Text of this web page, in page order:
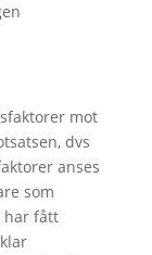
mot
dvs
anses
som
har fått